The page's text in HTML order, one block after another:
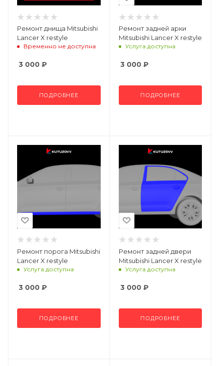
Ремонт днища Mitsubishi
Lancer X restyle
Временно не доступна
3 000 ₽
ПОДРОБНЕЕ
Ремонт задней арки
Mitsubishi Lancer X restyle
Услуга доступна
3 000₽
ПОДРОБНЕЕ
Ремонт порога Mitsubishi
Lancer X restyle
Услуга доступна
3 000 ₽
ПОДРОБНЕЕ
Ремонт задней двери
Mitsubishi Lancer X restyle
Услуга доступна
3 000₽
ПОДРОБНЕЕ